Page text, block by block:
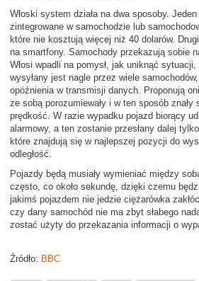
Włoski system działa na dwa sposoby.
zintegrowane w samochodzie lub
które nie kosztują więcej niż 40 dolarów.
na smartfony. Samochody przekazują sobie
Włosi wpadli na pomysł, jak uniknąć
wysyłany jest nagle przez wiele
opóźnienia w transmisji danych. Proponują
ze sobą porozumiewały i w ten sposób znały
prędkość. W razie wypadku pojazd biorący
alarmowy, a ten zostanie przesłany dalej
które znajdują się w najlepszej pozycji do
odległość.
Pojazdy będą musiały wymieniać między
często, co około sekundę, dzięki czemu
jakimś pojazdem nie jedzie ciężarówka
czy dany samochód nie ma zbyt słabego
zostać użyty do przekazania informacji o
Źródło: BBC